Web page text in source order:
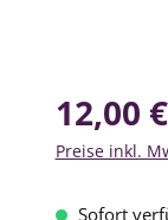
Regulärer
12,00 €
Preise inkl.
Sofort